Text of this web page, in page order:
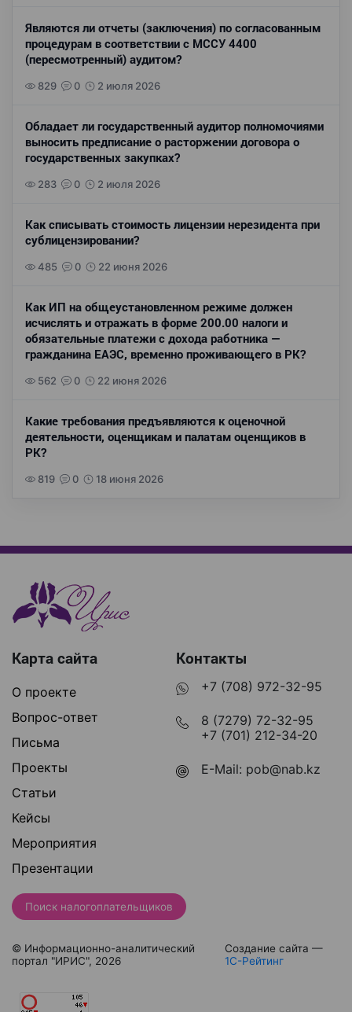
Являются ли отчеты (заключения) по согласованным
процедурам в соответствии с МССУ 4400
(пересмотренный) аудитом?
829 0 2 июля 2026
Обладает ли государственный аудитор полномочиями
выносить предписание о расторжении договора о
государственных закупках?
283 0 2 июля 2026
Как списывать стоимость лицензии нерезидента при
сублицензировании?
485 0 22 июня 2026
Как ИП на общеустановленном режиме должен
исчислять и отражать в форме 200.00 налоги и
обязательные платежи с дохода работника —
гражданина ЕАЭС, временно проживающего в РК?
562 0 22 июня 2026
Какие требования предъявляются к оценочной
деятельности, оценщикам и палатам оценщиков в
РК?
819 0 18 июня 2026
Карта сайта
О проекте
Вопрос-ответ
Письма
Проекты
Статьи
Кейсы
Мероприятия
Презентации
Контакты
+7 (708) 972-32-95
8 (7279) 72-32-95
+7 (701) 212-34-20
E-Mail: pob@nab.kz
Поиск налогоплательщиков
© Информационно-аналитический
портал "ИРИС", 2026
Создание сайта —
1С-Рейтинг